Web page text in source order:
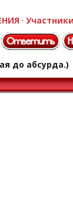
· Участники
до абсурда.)